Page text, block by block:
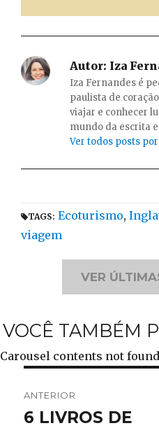
Autor: Iza
Iza Fernandes é
paulista de
viajar e conhecer
mundo da escrita
Ver todos posts
TAGS: Tags
Ecoturismo,
viagem
VER
VOCÊ TAMBÉM
Carousel contents not
de
ANTERIOR
Post
6 LIVROS DE